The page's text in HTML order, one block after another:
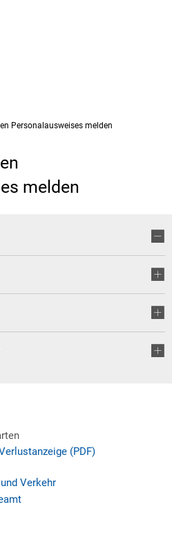
Personalausweises melden
melden
(PDF)
Verkehr